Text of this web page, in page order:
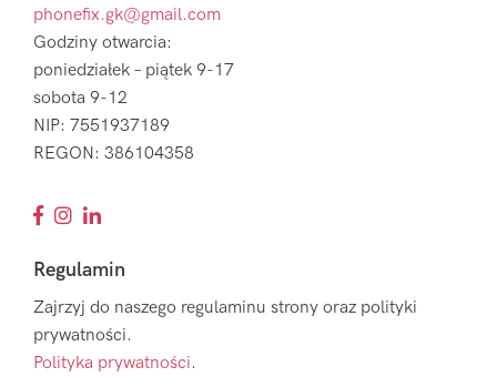
phonefix.gk@gmail.com
Godziny otwarcia:
poniedziałek – piątek 9-17
sobota 9-12
NIP: 7551937189
REGON: 386104358
Regulamin
Zajrzyj do naszego regulaminu strony oraz polityki
prywatności.
Polityka prywatności.